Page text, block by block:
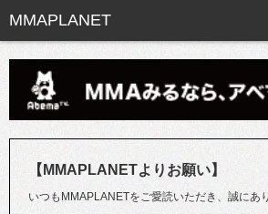
【MMAPLANETよりお願い】
いつもMMAPLANETをご愛読いただき、誠にあ